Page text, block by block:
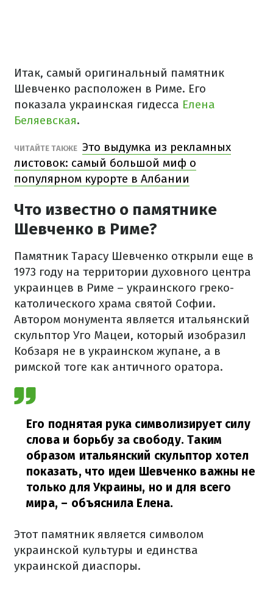
Итак, самый оригинальный памятник
Шевченко расположен в Риме. Его
показала украинская гидесса Елена
Беляевская.
ЧИТАЙТЕ ТАКЖЕ Это выдумка из рекламных
листовок: самый большой миф о
популярном курорте в Албании
Что известно о памятнике
Шевченко в Риме?
Памятник Тарасу Шевченко открыли еще в
1973 году на территории духовного центра
украинцев в Риме – украинского греко-
католического храма святой Софии.
Автором монумента является итальянский
скульптор Уго Мацеи, который изобразил
Кобзаря не в украинском жупане, а в
римской тоге как античного оратора.
Его поднятая рука символизирует силу
слова и борьбу за свободу. Таким
образом итальянский скульптор хотел
показать, что идеи Шевченко важны не
только для Украины, но и для всего
мира, – объяснила Елена.
Этот памятник является символом
украинской культуры и единства
украинской диаспоры.